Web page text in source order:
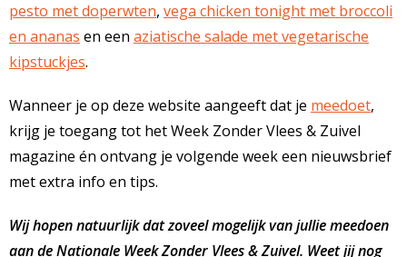
pesto met doperwten, vega chicken tonight met broccoli
en ananas en een aziatische salade met vegetarische
kipstuckjes.
Wanneer je op deze website aangeeft dat je meedoet,
krijg je toegang tot het Week Zonder Vlees & Zuivel
magazine én ontvang je volgende week een nieuwsbrief
met extra info en tips.
Wij hopen natuurlijk dat zoveel mogelijk van jullie meedoen
aan de Nationale Week Zonder Vlees & Zuivel. Weet jij nog